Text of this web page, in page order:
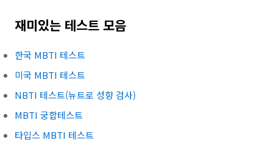
재미있는 테스트 모음
한국 MBTI 테스트
미국 MBTI 테스트
NBTI 테스트(뉴트로 성향 검사)
MBTI 궁합테스트
타입스 MBTI 테스트